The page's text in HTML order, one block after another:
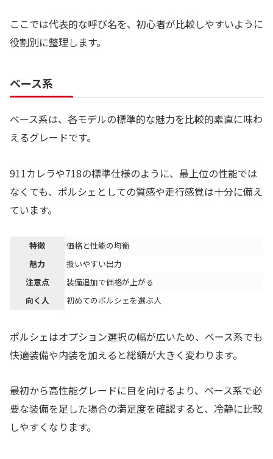
ここでは代表的な呼び名を、初心者が比較しやすいように
役割別に整理します。
ベース系
ベース系は、各モデルの標準的な魅力を比較的素直に味わ
えるグレードです。
911カレラや718の標準仕様のように、最上位の性能では
なくても、ポルシェとしての質感や走行感覚は十分に備え
ています。
特徴
価格と性能の均衡
魅力
扱いやすい出力
注意点
装備追加で価格が上がる
向く人
初めてのポルシェを選ぶ人
ポルシェはオプション選択の幅が広いため、ベース系でも
快適装備や内装を加えると総額が大きく変わります。
最初から高性能グレードに目を向けるより、ベース系で必
要な装備を足した場合の満足度を確認すると、冷静に比較
しやすくなります。